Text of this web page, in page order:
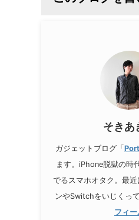
そきあ
ガジェットブログ「
ます。iPhone脱獄の時
でるスマホオタク。最
ンやSwitchをいじくっ
フィー